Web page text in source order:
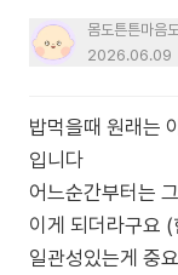
몸도튼튼마음
2026.06.09
밥먹을때 원래는
입니다
어느순간부터는
이게 되더라구요
일관성있는게 중